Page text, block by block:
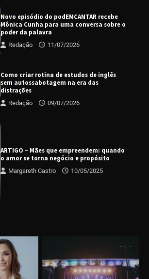
Novo episódio do podEMCANTAR recebe
Mônica Cunha para uma conversa sobre o
poder da palavra
Redação 11/07/2026
Como criar rotina de estudos de inglês
sem autossabotagem na era das
distrações
Redação 09/07/2026
ARTIGO – Mães que empreendem: quando
o amor se torna negócio e propósito
Margareth Castro 10/05/2025